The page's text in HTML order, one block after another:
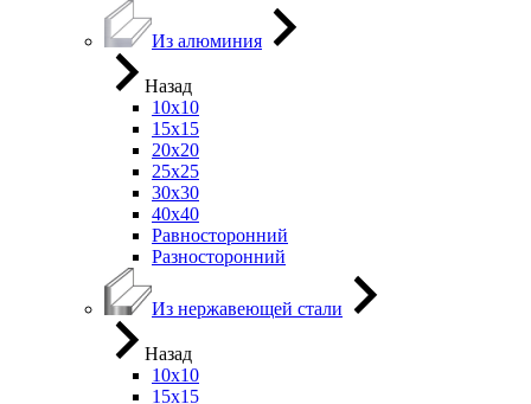
Из алюминия
Назад
10х10
15х15
20х20
25х25
30х30
40х40
Равносторонний
Разносторонний
Из нержавеющей стали
Назад
10х10
15х15